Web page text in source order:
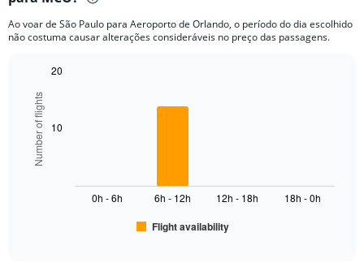
The
chart
axis
displaying
values.
Range:
Ao voar de São Paulo para Aeroporto de Orlando, o período do dia escolhido
não costuma causar alterações consideráveis no preço das passagens.
chart
with
bars.
The
graphic.
Number of flights
Flight availability
0h - 6h 6h - 12h 12h - 18h 18h - 0h
10
20